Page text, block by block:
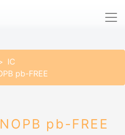
IC
pb-FREE
pb-FREE